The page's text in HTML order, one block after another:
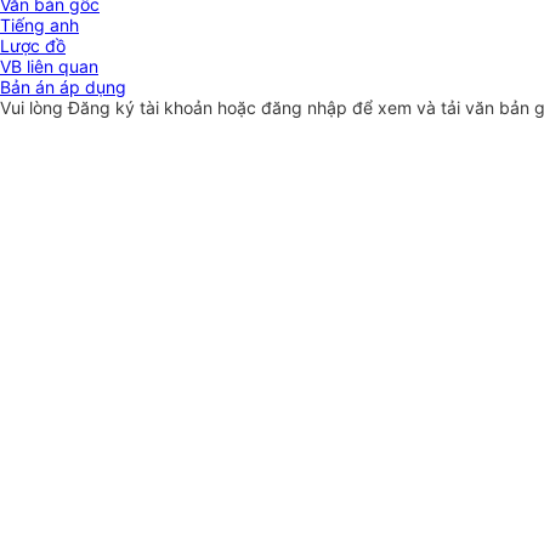
Văn bản gốc
Tiếng anh
Lược đồ
VB liên quan
Bản án áp dụng
Vui lòngĐăng ký tài khoản hoặc đăng nhập để xem và tải văn bản